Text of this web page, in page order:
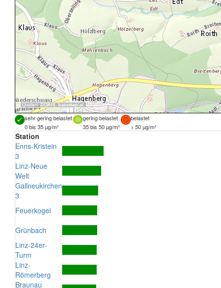
Quellen: DORIS,basemap.at
sehr gering belastet gering belastet
belastet
0 bis 35 µg/m³
35 bis 50 µg/m³ > 50 µg/m³
Station
Enns-Kristein
3
Linz-Neue
Welt
Gallneukirchen
3
Feuerkogel
Grünbach
Linz-24er-
Turm
Linz-
Römerberg
Braunau